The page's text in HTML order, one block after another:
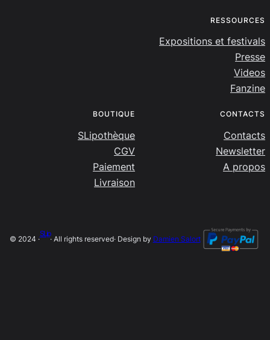
RESSOURCES
Expositions et festivals
Presse
Videos
Fanzine
BOUTIQUE
SLipothèque
CGV
Paiement
Livraison
CONTACTS
Contacts
Newsletter
A propos
© 2024 ·
SLip
· All rights reserved· Design by Damien Salort